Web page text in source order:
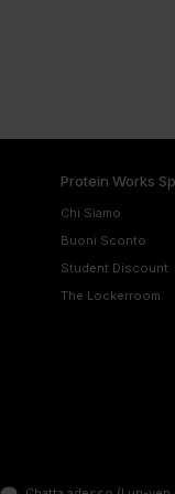
Protein Works
Chi Siamo
Buoni Sconto
Student Discount
The Lockerroom